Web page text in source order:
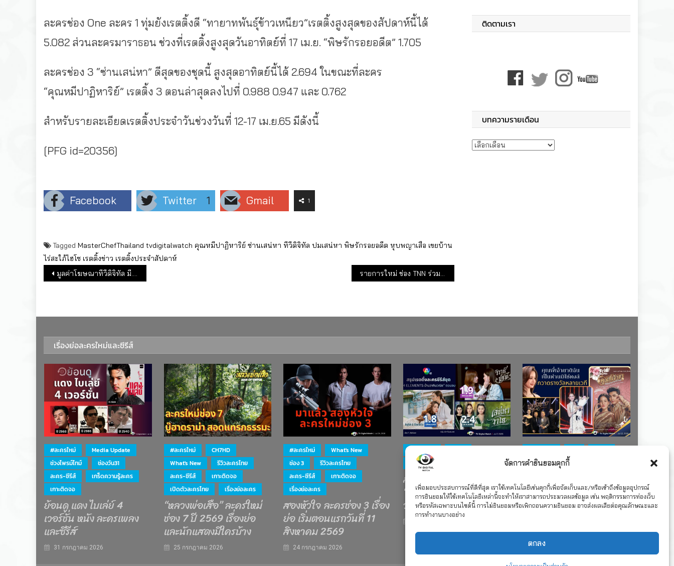
จัดการคำยินยอมคุกกี้
เพื่อมอบประสบการณ์ที่ดีที่สุด เราใช้เทคโนโลยีเช่นคุกกี้เพื่อจัดเก็บและ/หรือเข้าถึงข้อมูลอุปกรณ์
การยินยอมให้ใช้เทคโนโลยีเหล่านี้จะทำให้เราสามารถประมวลผลข้อมูล เช่น พฤติกรรมการท่องเว็บ
หรือรหัสเฉพาะบนไซต์นี้ การไม่ยินยอมหรือเพิกถอนความยินยอม อาจส่งผลเสียต่อคุณลักษณะและ
การทำงานบางอย่าง
ตกลง
ละครช่อง One ละคร 1 ทุ่มยังเรตติ้งดี “ทายาทพันธุ์ข้าวเหนียว”เรตติ้งสูงสุดของสัปดาห์นี้ได้
5.082 ส่วนละครมาราธอน ช่วงที่เรตติ้งสูงสุดวันอาทิตย์ที่ 17 เม.ย. “พิษรักรอยอดีต” 1.705
ละครช่อง 3 “ซ่านเสน่หา” ดีสุดของชุดนี้ สูงสุดอาทิตย์นี้ได้ 2.694 ในขณะที่ละคร
“คุณหมีปาฏิหาริย์” เรตติ้ง 3 ตอนล่าสุดลงไปที่ 0.988 0.947 และ 0.762
สำหรับรายละเอียดเรตติ้งประจำวันช่วงวันที่ 12-17 เม.ย.65 มีดังนี้
[PFG id=20356]
Facebook Twitter 1 Gmail 1
Tagged MasterChefThailand tvdigitalwatch คุณหมีปาฏิหาริย์ ซ่านเสน่หา ทีวีดิจิทัล ปมเสน่หา พิษรักรอยอดีต หุบพญาเสือ เขยบ้าน
ไร่สะใภ้ไฮโซ เรตติ้งข่าว เรตติ้งประจำสัปดาห์
แนะแนวเรื่อง
มูลค่าโฆษณาทีวีดิจิทัล มี.ค.2565 รายการใหม่ ช่อง TNN ร่วมตลาดหลักทรัพย์ “ทีเอ็นเอ็น รู้ทันลงทุน”
ติดตามเรา
บทความรายเดือน
บทความรายเดือน
เรื่องย่อละครใหม่และซีรีส์
#ละครใหม่
Media Update
ช่วงไพรม์ไทม์
ช่องวัน31
ละคร-ซีรีส์
เกร็ดความรู้ละคร
เกาะติดจอ
ย้อนดู แดง ไบเล่ย์ 4
เวอร์ชั่น หนัง ละครเพลง
และซีรีส์
31 กรกฎาคม 2026
#ละครใหม่
CH7HD
What's New
รีวิวละครไทย
ละคร-ซีรีส์
เกาะติดจอ
เปิดตัวละครไทย
เรื่องย่อละคร
“หลวงพ่อเสือ” ละครใหม่
ช่อง 7 ปี 2569 เรื่องย่อ
และนักแสดงมีใครบ้าง
25 กรกฎาคม 2026
#ละครใหม่
What's New
ช่อง 3
รีวิวละครไทย
ละคร-ซีรีส์
เกาะติดจอ
เรื่องย่อละคร
สองหัวใจ ละครช่อง 3 เรื่อง
ย่อ เริ่มตอนแรกวันที่ 11
สิงหาคม 2569
24 กรกฎาคม 2026
ละคร-ซีรีส์
สรุป เรตติ้งละครซีรีส์ชุด
“4 ELEMENTS บ้านวาทิน
วณิช”
รางวัล
ละคร-ซีรีส์
”คุณพี่เจ้าขาดิฉันเป็น
ห่านมิใช่หงส์” กวาดรางวัล
เพียบ จาก 8 เวที